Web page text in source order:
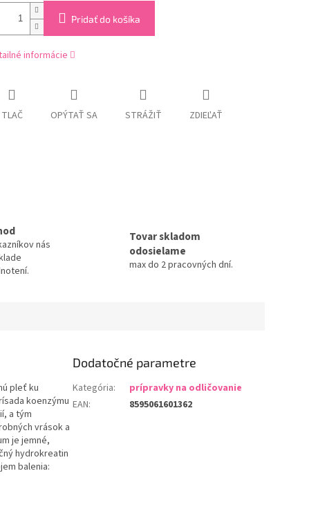
Pridať do košíka
informácie
TLAČ OPÝTAŤ SA STRÁŽIŤ ZDIEĽAŤ
nás
Tovar skladom
odosielame
max do 2 pracovných dní.
pleť ku
koenzýmu
a tým
vrások a
je jemné,
hydrokreatin
balenia:
Dodatočné parametre
Kategória:
prípravky na odličovanie
EAN: 8595061601362